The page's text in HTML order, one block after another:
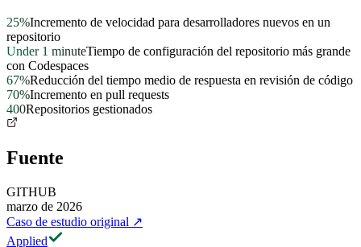
25%Incremento de velocidad para desarrolladores nuevos en un
repositorio
Under 1 minuteTiempo de configuración del repositorio más grande
con Codespaces
67%Reducción del tiempo medio de respuesta en revisión de código
70%Incremento en pull requests
400Repositorios gestionados
Fuente
GITHUB
marzo de 2026
Caso de estudio original ↗
Applied